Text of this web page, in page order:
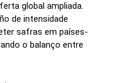
global ampliada.
de intensidade
safras em países-
o balanço entre